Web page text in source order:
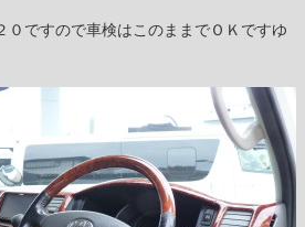
０ですので車検はこのままでＯＫですゆ